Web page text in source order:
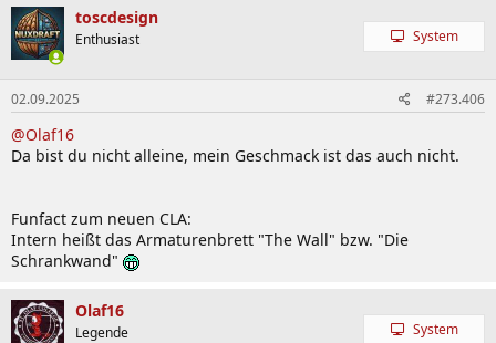
k
t
i
o
n
e
n
:
toscdesign
Enthusiast System
02.09.2025 #273.406
@Olaf16
Da bist du nicht alleine, mein Geschmack ist das auch nicht.
Funfact zum neuen CLA:
Intern heißt das Armaturenbrett "The Wall" bzw. "Die
Schrankwand"
Olaf16
Legende System